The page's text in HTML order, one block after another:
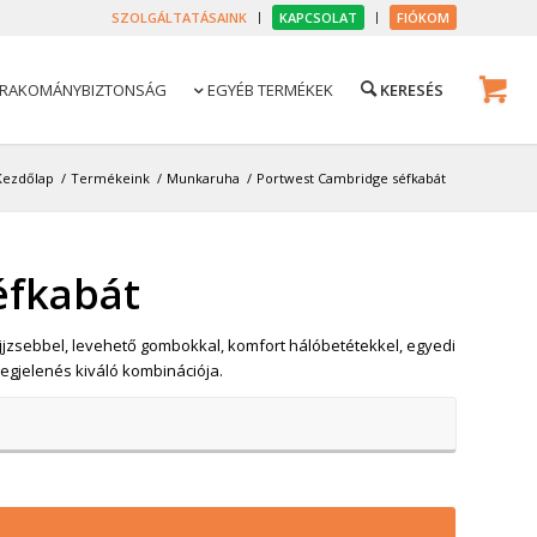
SZOLGÁLTATÁSAINK KAPCSOLAT FIÓKOM
RAKOMÁNYBIZTONSÁG  EGYÉB TERMÉKEK
/ Termékeink / Munkaruha / Portwest Cambridge séfkabát
levehető gombokkal, komfort hálóbetétekkel, egyedi
kiváló kombinációja.